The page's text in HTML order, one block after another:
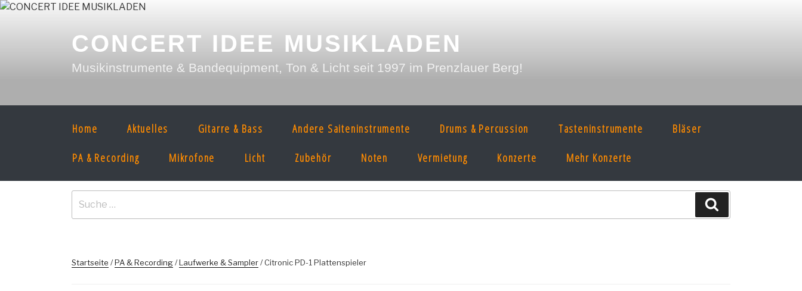
Zum
CONCERT IDEE MUSIKLADEN
Musikinstrumente & Bandequipment, Ton & Licht seit 1997 im Prenzlauer Berg!
Home Aktuelles Gitarre & Bass Andere Saiteninstrumente Drums & Percussion Tasteninstrumente Bläser
PA & Recording Mikrofone Licht Zubehör Noten Vermietung Konzerte Mehr Konzerte
nach:
Startseite /PA & Recording/Laufwerke & Sampler/ Citronic PD-1 Plattenspieler